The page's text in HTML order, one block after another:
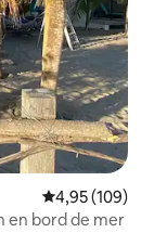
Évaluation
4,95 (109)
en bord de mer